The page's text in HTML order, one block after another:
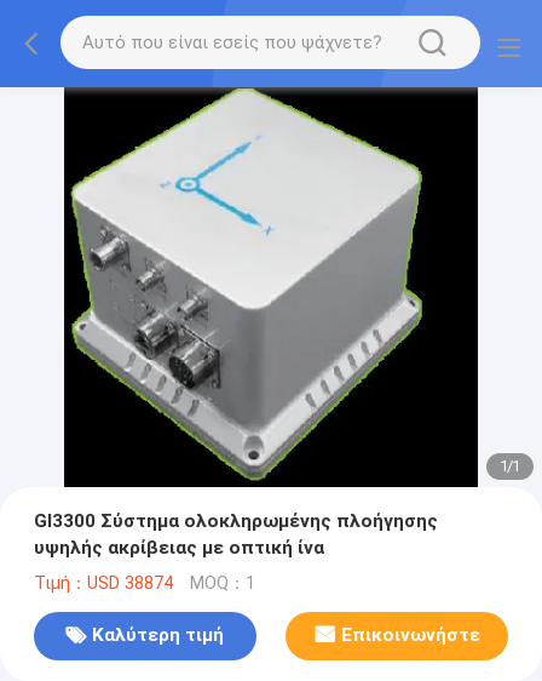
1/1
GI3300 Σύστημα ολοκληρωμένης πλοήγησης
υψηλής ακρίβειας με οπτική ίνα
Τιμή：USD 38874 MOQ：1
Καλύτερη τιμή Επικοινωνήστε